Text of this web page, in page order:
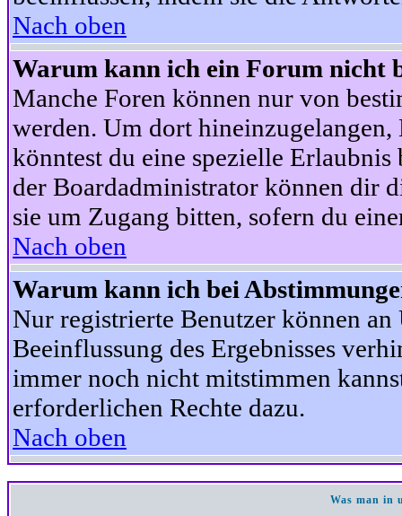
Nach oben
Warum kann ich ein Forum nicht
Manche Foren können nur von
werden. Um dort hineinzugelangen,
könntest du eine spezielle
der Boardadministrator können dir
sie um Zugang bitten, sofern du
Nach oben
Warum kann ich bei
Nur registrierte Benutzer können
Beeinflussung des Ergebnisses
immer noch nicht mitstimmen
erforderlichen Rechte dazu.
Nach oben
Was man in